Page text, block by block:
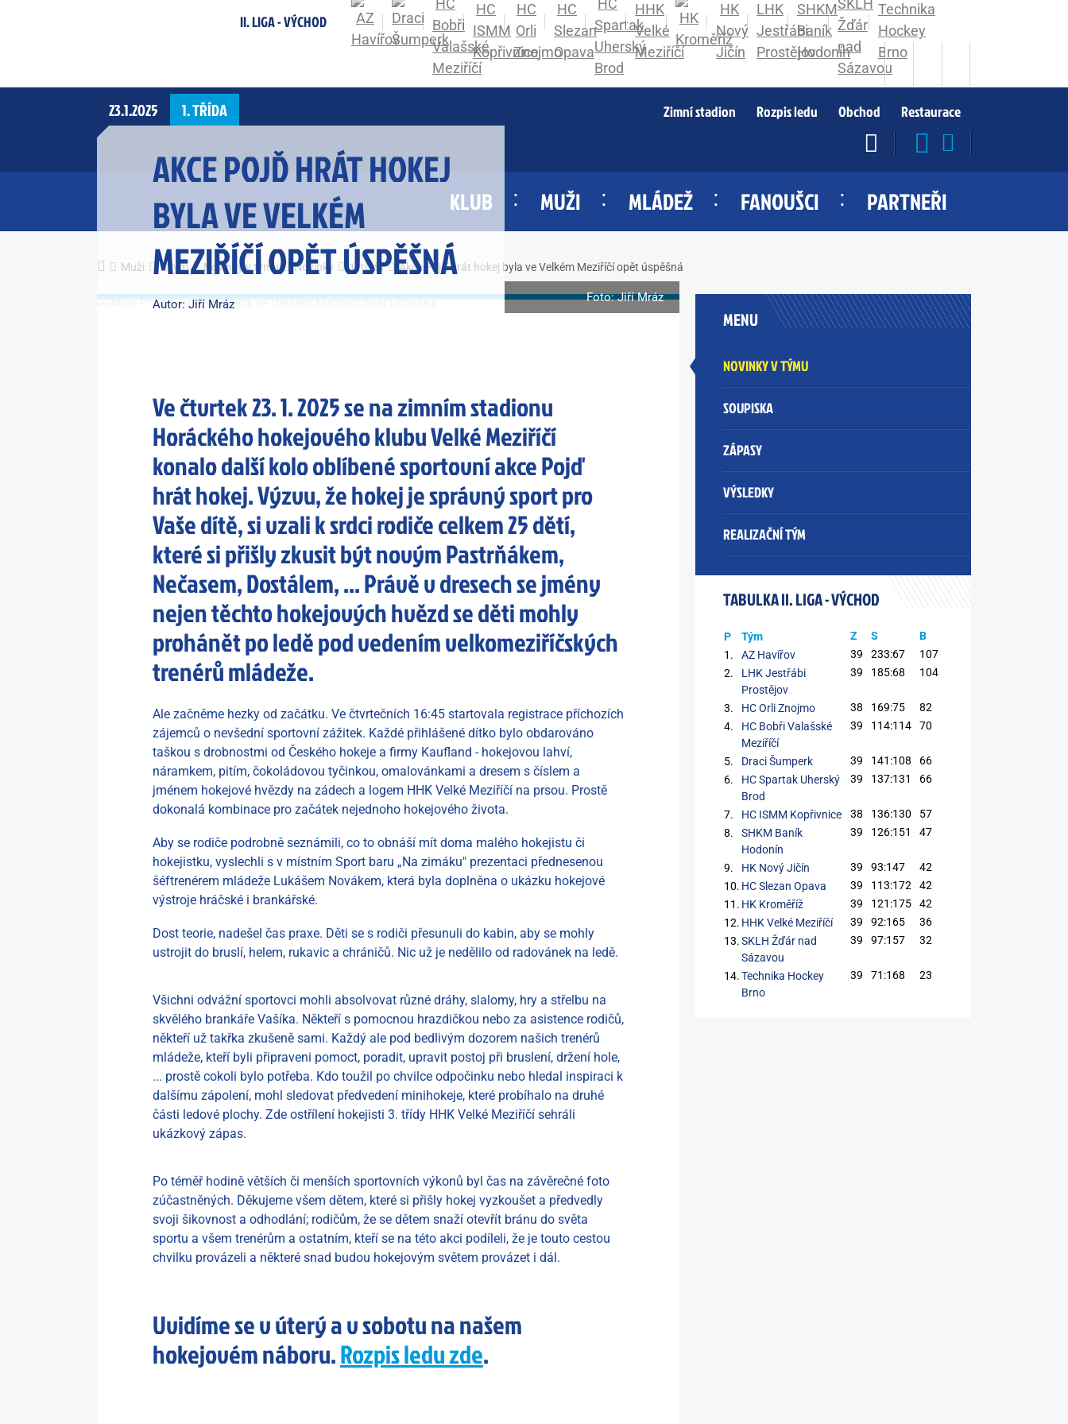
II. LIGA - VÝCHOD
Zimní stadion Rozpis ledu Obchod Restaurace
KLUB MUŽI MLÁDEŽ FANOUŠCI PARTNEŘI
Muži A tým Novinky v týmu Novinky 1. třída Akce Pojď hrát hokej byla ve Velkém Meziříčí opět úspěšná
23.1.2025 1. TŘÍDA
AKCE POJĎ HRÁT HOKEJ
BYLA VE VELKÉM
MEZIŘÍČÍ OPĚT ÚSPĚŠNÁ
Autor: Jiří Mráz Foto: Jiří Mráz
Ve čtvrtek 23. 1. 2025 se na zimním stadionu
Horáckého hokejového klubu Velké Meziříčí
konalo další kolo oblíbené sportovní akce Pojď
hrát hokej. Výzvu, že hokej je správný sport pro
Vaše dítě, si vzali k srdci rodiče celkem 25 dětí,
které si přišly zkusit být novým Pastrňákem,
Nečasem, Dostálem, ... Právě v dresech se jmény
nejen těchto hokejových hvězd se děti mohly
prohánět po ledě pod vedením velkomeziříčských
trenérů mládeže.
Ale začněme hezky od začátku. Ve čtvrtečních 16:45 startovala registrace příchozích
zájemců o nevšední sportovní zážitek. Každé přihlášené dítko bylo obdarováno
taškou s drobnostmi od Českého hokeje a firmy Kaufland - hokejovou lahví,
náramkem, pitím, čokoládovou tyčinkou, omalovánkami a dresem s číslem a
jménem hokejové hvězdy na zádech a logem HHK Velké Meziříčí na prsou. Prostě
dokonalá kombinace pro začátek nejednoho hokejového života.
Aby se rodiče podrobně seznámili, co to obnáší mít doma malého hokejistu či
hokejistku, vyslechli s v místním Sport baru „Na zimáku" prezentaci přednesenou
šéftrenérem mládeže Lukášem Novákem, která byla doplněna o ukázku hokejové
výstroje hráčské i brankářské.
Dost teorie, nadešel čas praxe. Děti se s rodiči přesunuli do kabin, aby se mohly
ustrojit do bruslí, helem, rukavic a chráničů. Nic už je nedělilo od radovánek na ledě.
Všichni odvážní sportovci mohli absolvovat různé dráhy, slalomy, hry a střelbu na
skvělého brankáře Vašíka. Někteří s pomocnou hrazdičkou nebo za asistence rodičů,
někteří už takřka zkušeně sami. Každý ale pod bedlivým dozorem našich trenérů
mládeže, kteří byli připraveni pomoct, poradit, upravit postoj při bruslení, držení hole,
... prostě cokoli bylo potřeba. Kdo toužil po chvilce odpočinku nebo hledal inspiraci k
dalšímu zápolení, mohl sledovat předvedení minihokeje, které probíhalo na druhé
části ledové plochy. Zde ostřílení hokejisti 3. třídy HHK Velké Meziříčí sehráli
ukázkový zápas.
Po téměř hodině větších či menších sportovních výkonů byl čas na závěrečné foto
zúčastněných. Děkujeme všem dětem, které si přišly hokej vyzkoušet a předvedly
svoji šikovnost a odhodlání; rodičům, že se dětem snaží otevřít bránu do světa
sportu a všem trenérům a ostatním, kteří se na této akci podíleli, že je touto cestou
chvilku provázeli a některé snad budou hokejovým světem provázet i dál.
Uvidíme se v úterý a v sobotu na našem
hokejovém náboru.Rozpis ledu zde.
MENU
NOVINKY V TÝMU
SOUPISKA
ZÁPASY
VÝSLEDKY
REALIZAČNÍ TÝM
TABULKA II. LIGA - VÝCHOD
P Tým Z S
B
1.
AZ Havířov 39 233:67
107
2.
LHK Jestřábi
Prostějov
39 185:68 104
3. HC Orli Znojmo 38 169:75
82
4.
HC Bobři Valašské
Meziříčí
39 114:114 70
5. Draci Šumperk 39 141:108
66
6.
HC Spartak Uherský
Brod
39 137:131 66
7. HC ISMM Kopřivnice 38 136:130
57
8.
SHKM Baník
Hodonín
39 126:151 47
9. HK Nový Jičín 39 93:147
42
10. HC Slezan Opava 39 113:172
42
11. HK Kroměříž 39 121:175
42
12. HHK Velké Meziříčí 39 92:165
36
13. SKLH Žďár nad
Sázavou
39 97:157 32
14. Technika Hockey
Brno
39 71:168 23